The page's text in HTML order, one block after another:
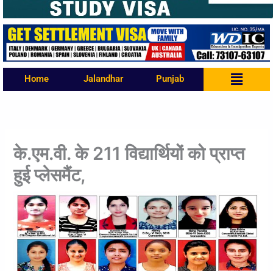
Home Jalandhar Punjab Menu
के.एम.वी. के 211 विद्यार्थियों को प्राप्त
हुई प्लेसमैंट,